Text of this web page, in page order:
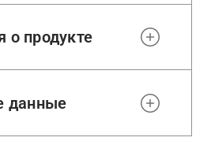
о продукте
данные